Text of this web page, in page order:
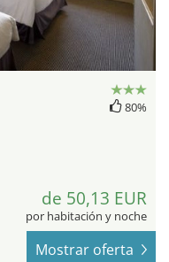
80%
de 50,13 EUR
por habitación y noche
Mostrar oferta